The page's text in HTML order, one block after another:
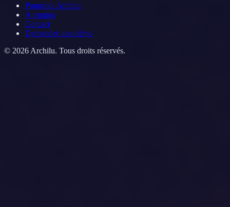
Pourquoi Archilu
À propos
Contact
Demander une démo
© 2026 Archilu. Tous droits réservés.